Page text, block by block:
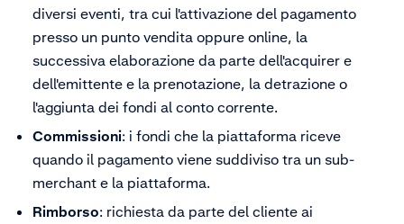
diversi eventi, tra cui l'attivazione del pagamento
presso un punto vendita oppure online, la
successiva elaborazione da parte dell'acquirer e
dell'emittente e la prenotazione, la detrazione o
l'aggiunta dei fondi al conto corrente.
Commissioni: i fondi che la piattaforma riceve
quando il pagamento viene suddiviso tra un sub-
merchant e la piattaforma.
Rimborso: richiesta da parte del cliente ai